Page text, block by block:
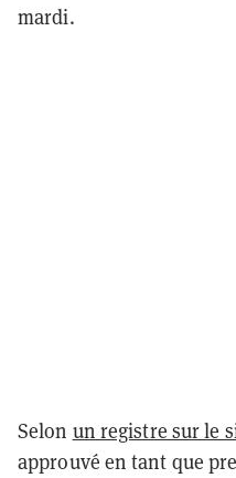
mardi.
Selon un registre sur le
approuvé en tant que